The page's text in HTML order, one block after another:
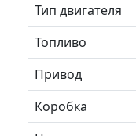
Тип двигателя
Топливо
Привод
Коробка